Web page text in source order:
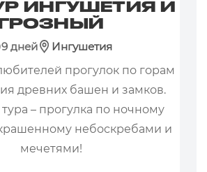
ИНГУШЕТИЯ И
9 дней
Ингушетия
прогулок по горам
древних башен и замков.
– прогулка по ночному
небоскребами и
мечетями!